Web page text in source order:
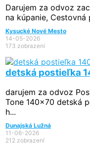
Darujem za odvoz
na kúpanie,
Kysucké Nové Mesto
14-05-2026
173 zobrazení
detská postieľka
darujem za odvoz
Tone 140x70 detská
h...
Dunajská Lužná
11-06-2026
212 zobrazení